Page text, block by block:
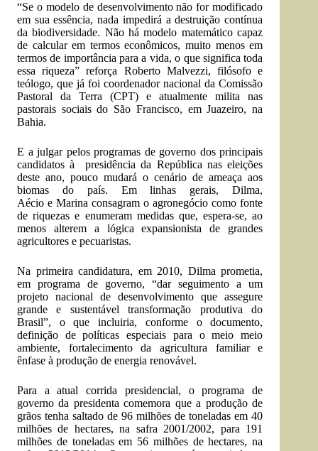
“Se o modelo de desenvolvimento não for modificado
em sua essência, nada impedirá a destruição contínua
da biodiversidade. Não há modelo matemático capaz
de calcular em termos econômicos, muito menos em
termos de importância para a vida, o que significa toda
essa riqueza” reforça Roberto Malvezzi, filósofo e
teólogo, que já foi coordenador nacional da Comissão
Pastoral da Terra (CPT) e atualmente milita nas
pastorais sociais do São Francisco, em Juazeiro, na
Bahia.
E a julgar pelos programas de governo dos principais
candidatos à presidência da República nas eleições
deste ano, pouco mudará o cenário de ameaça aos
biomas do país. Em linhas gerais, Dilma,
Aécio e Marina consagram o agronegócio como fonte
de riquezas e enumeram medidas que, espera-se, ao
menos alterem a lógica expansionista de grandes
agricultores e pecuaristas.
Na primeira candidatura, em 2010, Dilma prometia,
em programa de governo, “dar seguimento a um
projeto nacional de desenvolvimento que assegure
grande e sustentável transformação produtiva do
Brasil”, o que incluiria, conforme o documento,
definição de políticas especiais para o meio meio
ambiente, fortalecimento da agricultura familiar e
ênfase à produção de energia renovável.
Para a atual corrida presidencial, o programa de
governo da presidenta comemora que a produção de
grãos tenha saltado de 96 milhões de toneladas em 40
milhões de hectares, na safra 2001/2002, para 191
milhões de toneladas em 56 milhões de hectares, na